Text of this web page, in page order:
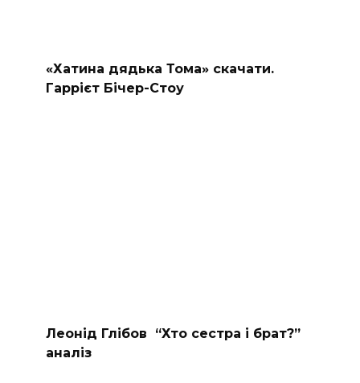
«Хатина дядька Тома» скачати.
Гаррієт Бічер-Стоу
Леонід Глібов “Хто сестра і брат?”
аналіз